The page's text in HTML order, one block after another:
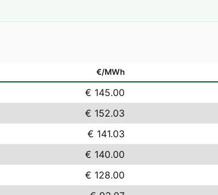
€/MWh
€ 145.00
€ 152.03
€ 141.03
€ 140.00
€ 128.00